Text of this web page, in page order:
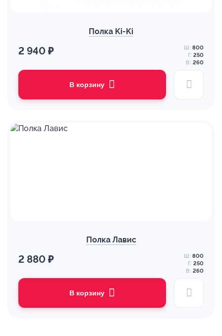
Полка Ki-Ki
2 940 ₽ Ш: 800
Г: 250
В: 260
В корзину
Полка Лавис
2 880 ₽ Ш: 800
Г: 250
В: 260
В корзину